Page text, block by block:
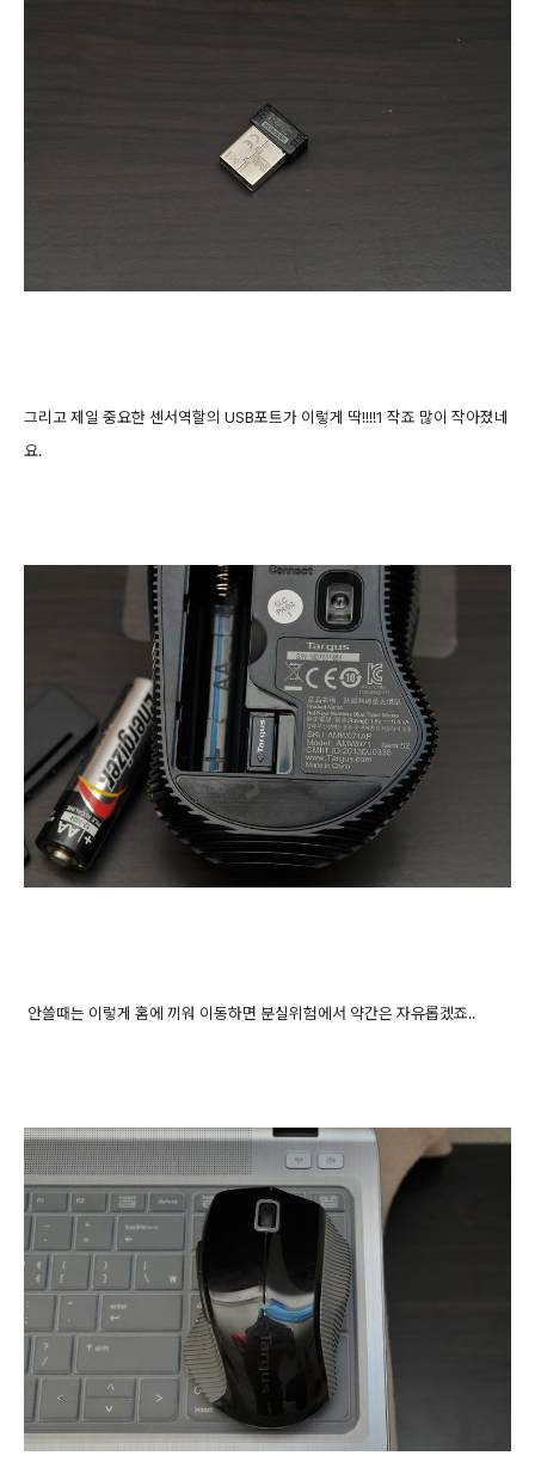
그리고 제일 중요한 센서역할의 USB포트가 이렇게 딱!!!!1 작죠 많이 작아졌네
요.
안쓸때는 이렇게 홈에 끼워 이동하면 분실위험에서 약간은 자유롭겠죠..